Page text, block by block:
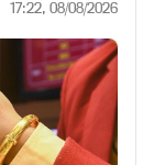
17:22, 08/08/2026